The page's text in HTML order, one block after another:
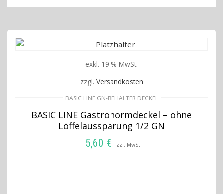
exkl. 19 % MwSt.
zzgl. Versandkosten
BASIC LINE GN-BEHÄLTER DECKEL
BASIC LINE Gastronormdeckel – ohne
Löffelaussparung 1/2 GN
5,60 € zzl. MwSt.